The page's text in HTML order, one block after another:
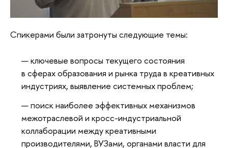
Спикерами были затронуты следующие темы:
ключевые вопросы текущего состояния
в сферах образования и рынка труда в креативных
индустриях, выявление системных проблем;
поиск наиболее эффективных механизмов
межотраслевой и кросс-индустриальной
коллаборации между креативными
производителями, ВУЗами, органами власти для